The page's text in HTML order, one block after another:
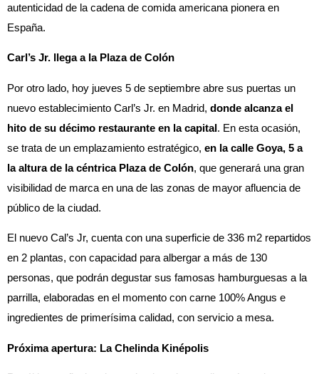
autenticidad de la cadena de comida americana pionera en
España.
Carl’s Jr. llega a la Plaza de Colón
Por otro lado, hoy jueves 5 de septiembre abre sus puertas un
nuevo establecimiento Carl’s Jr. en Madrid, donde alcanza el
hito de su décimo restaurante en la capital. En esta ocasión,
se trata de un emplazamiento estratégico, en la calle Goya, 5 a
la altura de la céntrica Plaza de Colón, que generará una gran
visibilidad de marca en una de las zonas de mayor afluencia de
público de la ciudad.
El nuevo Cal’s Jr, cuenta con una superficie de 336 m2 repartidos
en 2 plantas, con capacidad para albergar a más de 130
personas, que podrán degustar sus famosas hamburguesas a la
parrilla, elaboradas en el momento con carne 100% Angus e
ingredientes de primerísima calidad, con servicio a mesa.
Próxima apertura: La Chelinda Kinépolis